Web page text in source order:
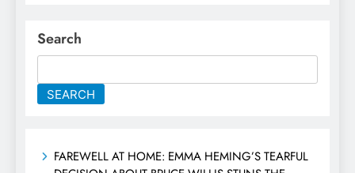
Search
SEARCH
FAREWELL AT HOME: EMMA HEMING’S TEARFUL